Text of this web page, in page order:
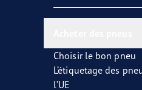
Choisir le bon pneu
L’étiquetage des
l’UE